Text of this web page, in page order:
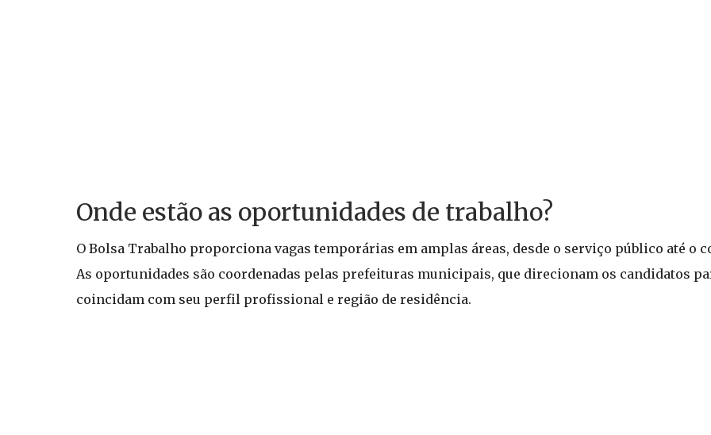
Onde estão as oportunidades de trabalho?
O Bolsa Trabalho proporciona vagas temporárias em amplas áreas, desde o serviço público até o
As oportunidades são coordenadas pelas prefeituras municipais, que direcionam os candidatos
coincidam com seu perfil profissional e região de residência.